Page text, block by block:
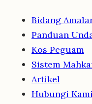
Bidang
Panduan
Kos Peguam
Sistem
Artikel
Hubungi Kami